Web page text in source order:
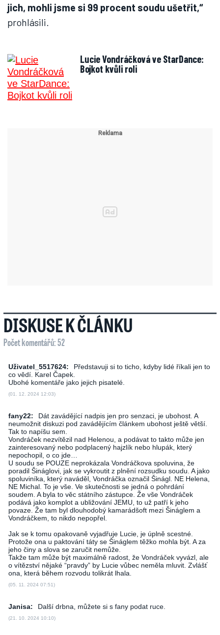
jich, mohli jsme si 99 procent soudu ušetřit,“
prohlásili.
Lucie Vondráčková ve StarDance:
Bojkot kvůli roli
DISKUSE K ČLÁNKU
Počet komentářů: 52
Uživatel_5517624:
Představuji si to ticho, kdyby lidé říkali jen to
co vědí. Karel Čapek.
Ubohé komentáře jako jejich pisatelé.
(01. 12. 2024 12:03)
fany22:
Dát zavádějící nadpis jen pro senzaci, je ubohost. A
neumožnit diskuzi pod zavádějícím článkem ubohost ještě větší.
Tak to napíšu sem.
Vondráček nezvítězil nad Helenou, a podávat to takto může jen
zainteresovaný nebo podplacený hajzlík nebo hlupák, který
nepochopil, o co jde…
U soudu se POUZE neprokázala Vondráčkova spoluvina, že
poradil Šináglovi, jak se vykroutit z plnění rozsudku soudu. A jako
spoluviníka, který naváděl, Vondráčka označil Šinágl. NE Helena,
NE Michal. To je vše. Ve skutečnosti se jedná o pohrdání
soudem. A byla to věc státního zástupce. Že vše Vondráček
podává jako komplot a ubližování JEMU, to už patří k jeho
povaze. Že tam byl dlouhodobý kamarádšoft mezi Šináglem a
Vondráčkem, to nikdo nepopřel.
Jak se k tomu opakovaně vyjadřuje Lucie, je úplně scestné.
Protože ona u paktování táty se Šináglem těžko mohla být. A za
jeho činy a slova se zaručit nemůže.
Takže tam může být maximálně radost, že Vondráček vyvázl, ale
o vítězství nějaké “pravdy” by Lucie vůbec neměla mluvit. Zvlášť
ona, která během rozvodu tolikrát lhala.
(05. 11. 2024 07:51)
Janisa: Další drbna, můžete si s fany podat ruce.
(21. 10. 2024 10:10)